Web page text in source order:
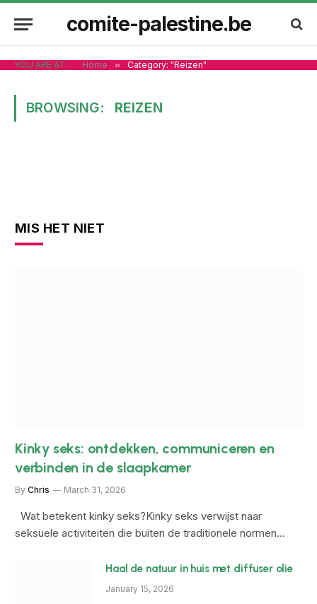
comite-palestine.be
YOU ARE AT: Home » Category: "Reizen"
BROWSING: REIZEN
MIS HET NIET
Kinky seks: ontdekken, communiceren en
verbinden in de slaapkamer
By Chris March 31, 2026
Wat betekent kinky seks?Kinky seks verwijst naar
seksuele activiteiten die buiten de traditionele normen…
Haal de natuur in huis met diffuser olie
January 15, 2026